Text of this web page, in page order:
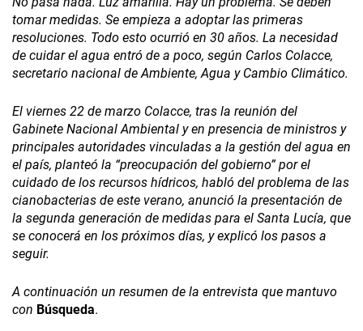
tomar medidas. Se empieza a adoptar las primeras
resoluciones. Todo esto ocurrió en 30 años. La necesidad
de cuidar el agua entró de a poco, según Carlos Colacce,
secretario nacional de Ambiente, Agua y Cambio Climático.
El viernes 22 de marzo Colacce, tras la reunión del
Gabinete Nacional Ambiental y en presencia de ministros y
principales autoridades vinculadas a la gestión del agua en
el país, planteó la “preocupación del gobierno” por el
cuidado de los recursos hídricos, habló del problema de las
cianobacterias de este verano, anunció la presentación de
la segunda generación de medidas para el Santa Lucía, que
se conocerá en los próximos días, y explicó los pasos a
seguir.
A continuación un resumen de la entrevista que mantuvo
con Búsqueda.